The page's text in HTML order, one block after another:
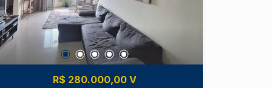
R$ 280.000,00 V